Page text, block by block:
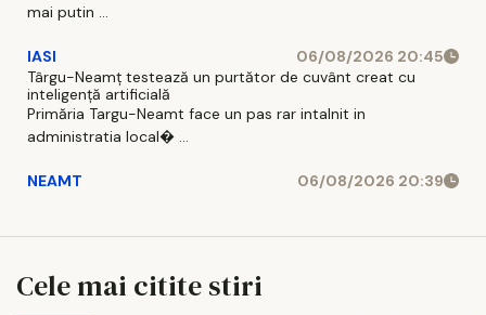
mai putin ...
IASI
06/08/2026 20:45
Târgu-Neamț testează un purtător de cuvânt creat cu
inteligență artificială
Primăria Targu-Neamt face un pas rar intalnit in
administratia local� ...
NEAMT 06/08/2026 20:39
Cele mai citite stiri